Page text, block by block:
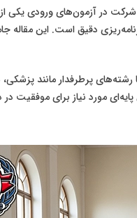
شرکت در آزمون‌های ورودی
دقیق است. این مقاله
پرطرفدار مانند پزشکی،
مورد نیاز برای موفقیت